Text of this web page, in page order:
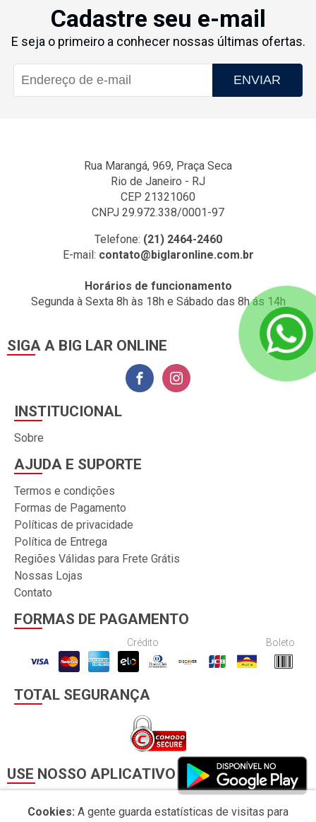
Cadastre seu e-mail
E seja o primeiro a conhecer nossas últimas ofertas.
ENVIAR
Rua Marangá, 969, Praça Seca
Rio de Janeiro - RJ
CEP 21321060
CNPJ 29.972.338/0001-97
Telefone: (21) 2464-2460
E-mail: contato@biglaronline.com.br
Horários de funcionamento
Segunda à Sexta 8h às 18h e Sábado das 8h ás 14h
SIGA A BIG LAR ONLINE
INSTITUCIONAL
Sobre
AJUDA E SUPORTE
Termos e condições
Formas de Pagamento
Políticas de privacidade
Política de Entrega
Regiões Válidas para Frete Grátis
Nossas Lojas
Contato
FORMAS DE PAGAMENTO
Crédito Boleto
TOTAL SEGURANÇA
USE NOSSO APLICATIVO
Cookies: A gente guarda estatísticas de visitas para